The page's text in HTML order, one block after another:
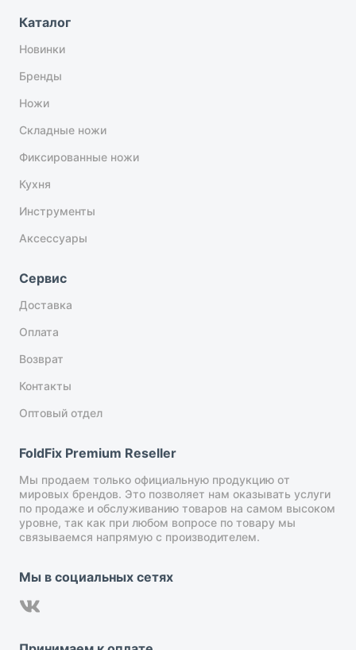
Каталог
Новинки
Бренды
Ножи
Складные ножи
Фиксированные ножи
Кухня
Инструменты
Аксессуары
Сервис
Доставка
Оплата
Возврат
Контакты
Оптовый отдел
FoldFix Premium Reseller
Мы продаем только официальную продукцию от
мировых брендов. Это позволяет нам оказывать услуги
по продаже и обслуживанию товаров на самом высоком
уровне, так как при любом вопросе по товару мы
связываемся напрямую с производителем.
Мы в социальных сетях